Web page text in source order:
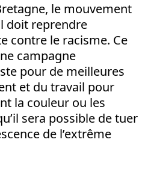
le mouvement
doit reprendre
contre le racisme. Ce
campagne
pour de meilleures
et du travail pour
la couleur ou les
sera possible de tuer
de l’extrême